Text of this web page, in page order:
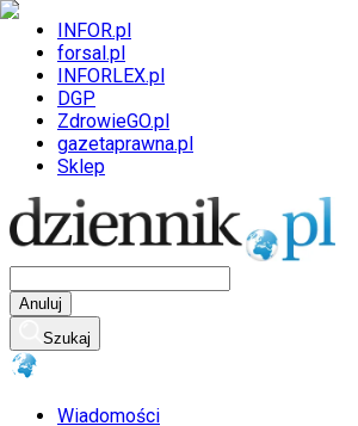
INFOR.pl
forsal.pl
INFORLEX.pl
DGP
ZdrowieGO.pl
gazetaprawna.pl
Sklep
Anuluj
Szukaj
Wiadomości